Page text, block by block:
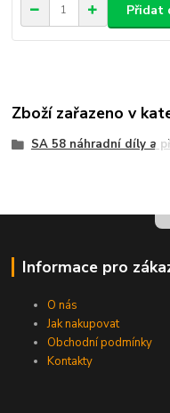
Přidat
Zboží zařazeno v
SA 58 náhradní díly a
Informace pro
O nás
Jak nakupovat
Obchodní podmínky
Kontakty